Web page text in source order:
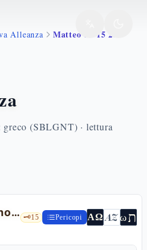
Alleanza Matteo 12 15 21
(SBLGNT) · lettura
Gesù servo del Signore 🗝️15 Pericopi ΑΩ AZωת